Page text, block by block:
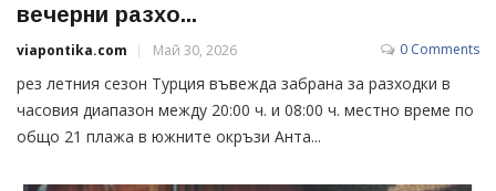
вечерни разхо...
viapontika.com Май 30, 2026 0 Comments
рез летния сезон Турция въвежда забрана за разходки в
часовия диапазон между 20:00 ч. и 08:00 ч. местно време по
общо 21 плажа в южните окръзи Анта...